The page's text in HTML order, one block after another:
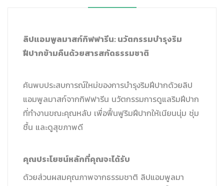
ลิปแอมพูลมาสก์กิฟฟารีน: นวัตกรรมบำรุงริม
ฝีปากข้ามคืนด้วยสารสกัดธรรมชาติ
ค้นพบประสบการณ์ใหม่ของการบำรุงริมฝีปากด้วยลิป
แอมพูลมาสก์จากกิฟฟารีน นวัตกรรมการดูแลริมฝีปาก
ที่ทำงานขณะคุณหลับ เพื่อฟื้นฟูริมฝีปากให้เนียนนุ่ม ชุ่ม
ชื้น และดูสุขภาพดี
คุณประโยชน์หลักที่คุณจะได้รับ
ด้วยส่วนผสมคุณภาพจากธรรมชาติ ลิปแอมพูลมา